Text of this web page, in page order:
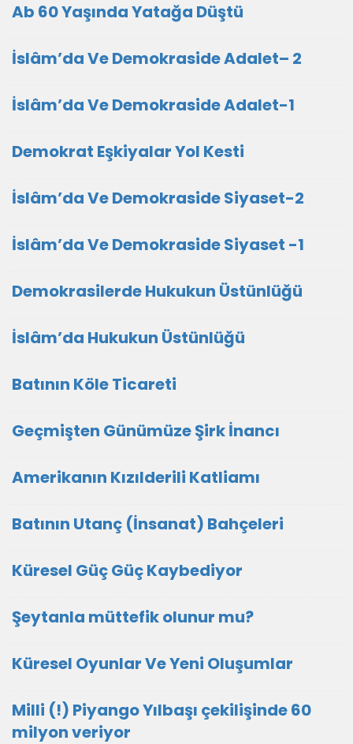
Ab 60 Yaşında Yatağa Düştü
İslâm’da Ve Demokraside Adalet– 2
İslâm’da Ve Demokraside Adalet-1
Demokrat Eşkiyalar Yol Kesti
İslâm’da Ve Demokraside Siyaset-2
İslâm’da Ve Demokraside Siyaset -1
Demokrasilerde Hukukun Üstünlüğü
İslâm’da Hukukun Üstünlüğü
Batının Köle Ticareti
Geçmişten Günümüze Şirk İnancı
Amerikanın Kızılderili Katliamı
Batının Utanç (İnsanat) Bahçeleri
Küresel Güç Güç Kaybediyor
Şeytanla müttefik olunur mu?
Küresel Oyunlar Ve Yeni Oluşumlar
Milli (!) Piyango Yılbaşı çekilişinde 60
milyon veriyor